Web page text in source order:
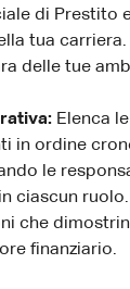
di Prestito
tua carriera.
delle tue
Elenca
in ordine
le
ciascun
che
finanziario.